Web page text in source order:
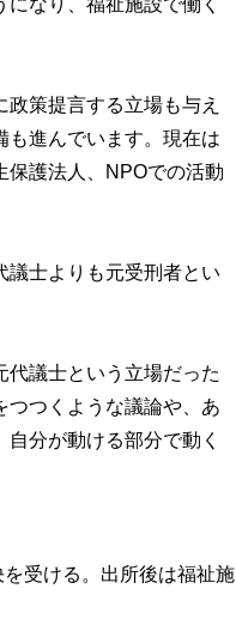
なり、福祉施設で働く
策提言する立場も与え
も進んでいます。現在は
保護法人、NPOでの活動
士よりも元受刑者とい
代議士という立場だった
つつくような議論や、あ
分が動ける部分で動く
受ける。出所後は福祉施